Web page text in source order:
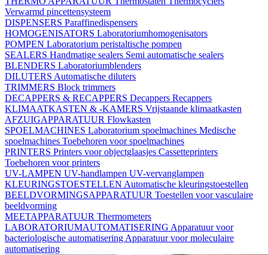
Verwarmd pincettensysteem
DISPENSERS Paraffinedispensers
HOMOGENISATORS Laboratoriumhomogenisators
POMPEN Laboratorium peristaltische pompen
SEALERS Handmatige sealers Semi automatische sealers
BLENDERS Laboratoriumblenders
DILUTERS Automatische diluters
TRIMMERS Block trimmers
DECAPPERS & RECAPPERS Decappers Recappers
KLIMAATKASTEN & -KAMERS Vrijstaande klimaatkasten
AFZUIGAPPARATUUR Flowkasten
SPOELMACHINES Laboratorium spoelmachines Medische
spoelmachines Toebehoren voor spoelmachines
PRINTERS Printers voor objectglaasjes Cassetteprinters
Toebehoren voor printers
UV-LAMPEN UV-handlampen UV-vervanglampen
KLEURINGSTOESTELLEN Automatische kleuringstoestellen
BEELDVORMINGSAPPARATUUR Toestellen voor vasculaire
beeldvorming
MEETAPPARATUUR Thermometers
LABORATORIUMAUTOMATISERING Apparatuur voor
bacteriologische automatisering Apparatuur voor moleculaire
automatisering